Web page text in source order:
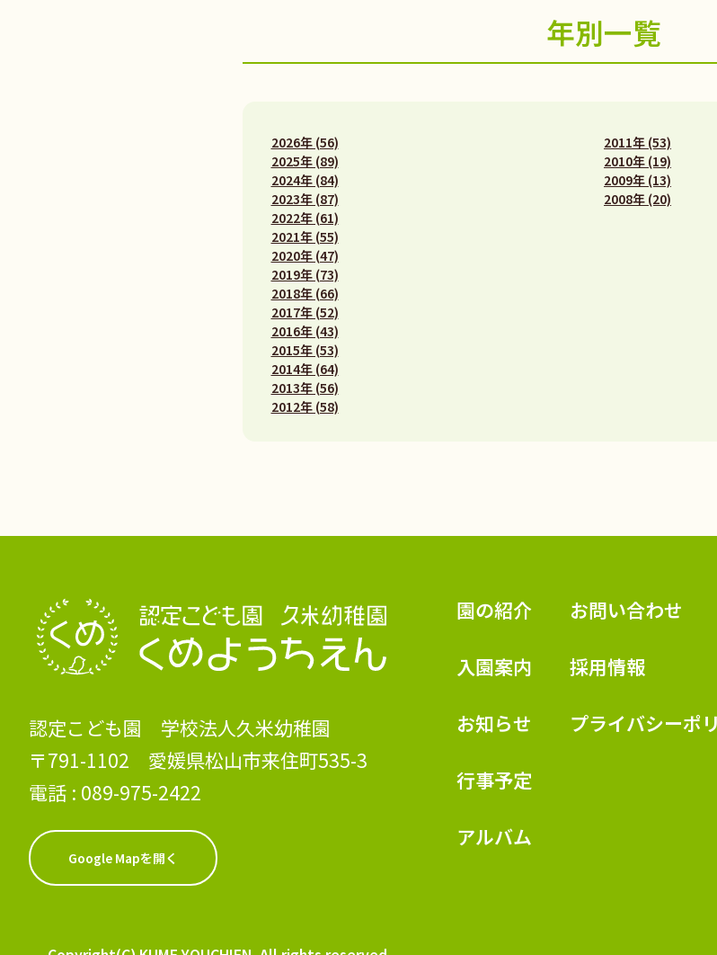
年別一覧
2026年 (56)
2025年 (89)
2024年 (84)
2023年 (87)
2022年 (61)
2021年 (55)
2020年 (47)
2019年 (73)
2018年 (66)
2017年 (52)
2016年 (43)
2015年 (53)
2014年 (64)
2013年 (56)
2012年 (58)
2011年 (53)
2010年 (19)
2009年 (13)
2008年 (20)
認定こども園 学校法人久米幼稚園
認定こども園 学校法人久米幼稚園
〒791-1102 愛媛県松山市来住町535-3
電話 : 089-975-2422
Google Mapを開く
園の紹介
入園案内
お知らせ
行事予定
アルバム
お問い合わせ
採用情報
プライバシーポ